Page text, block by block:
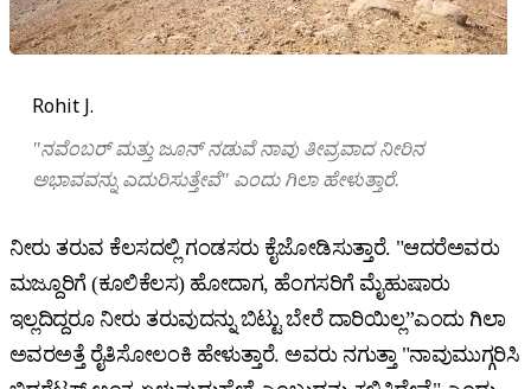
Rohit J.
"ನವೆಂಬರ್ ಮತ್ತು ಜೂನ್ ನಡುವೆ ನಾವು ತೀವ್ರವಾದ ನೀರಿನ
ಅಭಾವವನ್ನು ಎದುರಿಸುತ್ತೇವೆ" ಎಂದು ಗಿಲಾ ಹೇಳುತ್ತಾರೆ.
ನೀರು ತರುವ ಕೆಲಸದಲ್ಲಿ ಗಂಡಸರು ಕೈಜೋಡಿಸುತ್ತಾರೆ. "ಆದರೆಅವರು
ಮಜ್ದೂರಿಗೆ (ಕೂಲಿಕೆಲಸ) ಹೋದಾಗ, ಹೆಂಗಸರಿಗೆ ಮೈಹುಷಾರು
ಇಲ್ಲದಿದ್ದರೂ ನೀರು ತರುವುದನ್ನು ಬಿಟ್ಟು ಬೇರೆ ದಾರಿಯಿಲ್ಲ”ಎಂದು ಗಿಲಾ
ಅವರಅತ್ತೆ ರೈತಿಸೋಲಂಕಿ ಹೇಳುತ್ತಾರೆ. ಅವರು ನಗುತ್ತಾ "ನಾವುಮುಗ್ಗರಿಸಿ